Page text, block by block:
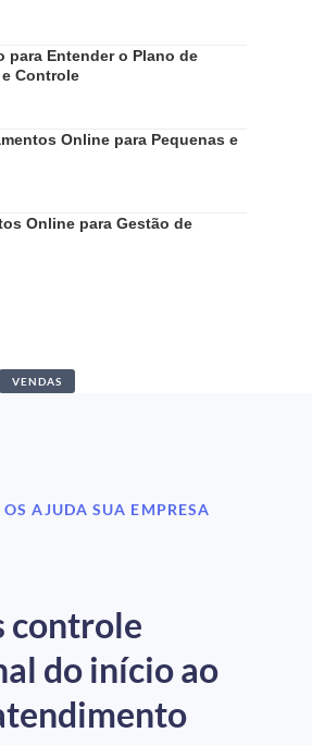
para Entender o Plano de
Controle
Online para Pequenas e
Online para Gestão de
VENDAS
AJUDA SUA EMPRESA
controle
do início ao